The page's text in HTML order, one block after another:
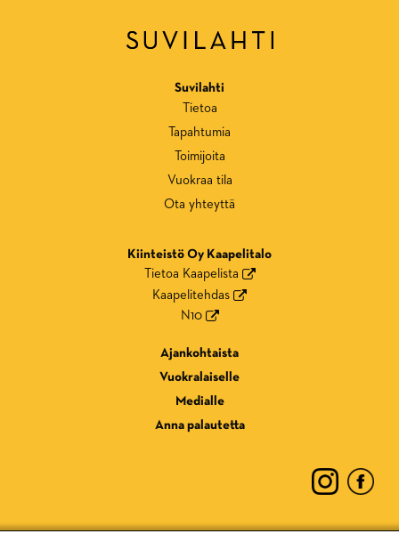
Suvilahti
Tietoa
Tapahtumia
Toimijoita
Vuokraa tila
Ota yhteyttä
Kiinteistö Oy Kaapelitalo
Tietoa Kaapelista
Kaapelitehdas
N10
Ajankohtaista
Vuokralaiselle
Medialle
Anna palautetta